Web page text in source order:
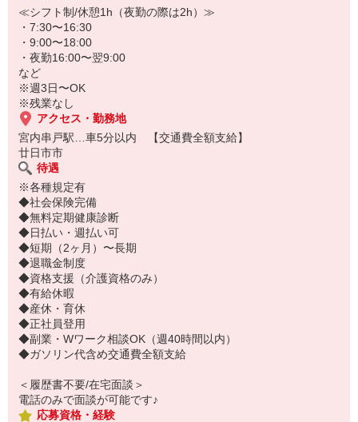
お試し2ヶ月〜の勤務も大歓迎です♪
≪シフト制/休憩1h（夜勤の際は2h）≫
・7:30〜16:30
・9:00〜18:00
・夜勤16:00〜翌9:00
など
※週3日〜OK
※残業なし
アクセス・勤務地
宮内串戸駅…車5分以内 【交通費全額支給】
廿日市市
待遇
※各種規定有
◆社会保険完備
◆無料定期健康診断
◆日払い・週払い可
◆短期（2ヶ月）〜長期
◆退職金制度
◆資格支援（介護資格のみ）
◆有給休暇
◆産休・育休
◆正社員登用
◆副業・Wワーク相談OK（週40時間以内）
◆ガソリン代含め交通費全額支給
＜履歴書不要/在宅面談＞
電話のみで面談が可能です♪
応募資格・経験